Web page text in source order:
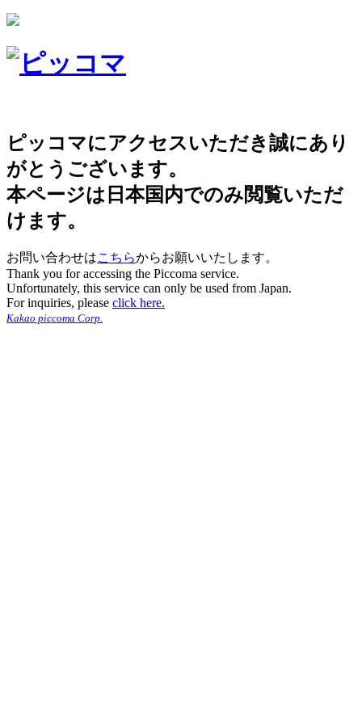
ピッコマにアクセスいただき誠にあり
がとうございます。
本ページは日本国内でのみ閲覧いただ
けます。
お問い合わせはこちらからお願いいたします。
Thank you for accessing the Piccoma service.
Unfortunately, this service can only be used from Japan.
For inquiries, please click here.
Kakao piccoma Corp.